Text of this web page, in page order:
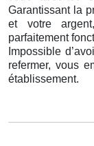
Garantissant la
et votre
parfaitement
Impossible
refermer, vous
établissement.